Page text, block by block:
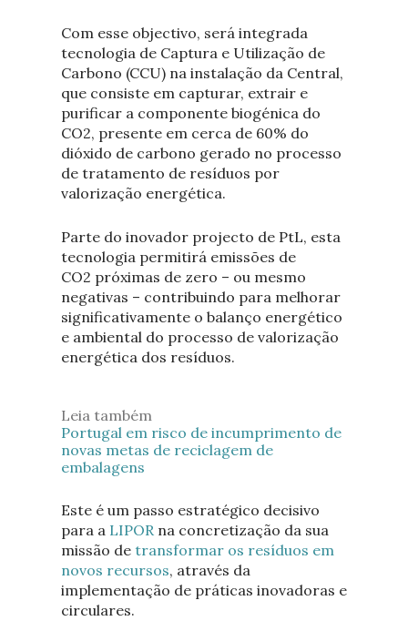
Com esse objectivo, será integrada
tecnologia de Captura e Utilização de
Carbono (CCU) na instalação da Central,
que consiste em capturar, extrair e
purificar a componente biogénica do
CO2, presente em cerca de 60% do
dióxido de carbono gerado no processo
de tratamento de resíduos por
valorização energética.
Parte do inovador projecto de PtL, esta
tecnologia permitirá emissões de
CO2 próximas de zero – ou mesmo
negativas – contribuindo para melhorar
significativamente o balanço energético
e ambiental do processo de valorização
energética dos resíduos.
Leia também
Portugal em risco de incumprimento de
novas metas de reciclagem de
embalagens
Este é um passo estratégico decisivo
para a LIPORna concretização da sua
missão de transformar os resíduos em
novos recursos, através da
implementação de práticas inovadoras e
circulares.